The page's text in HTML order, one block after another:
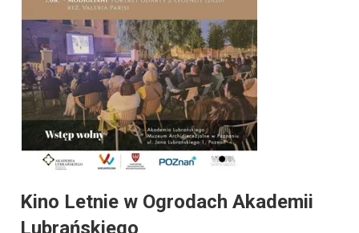
Kino Letnie w Ogrodach Akademii
Lubrańskiego